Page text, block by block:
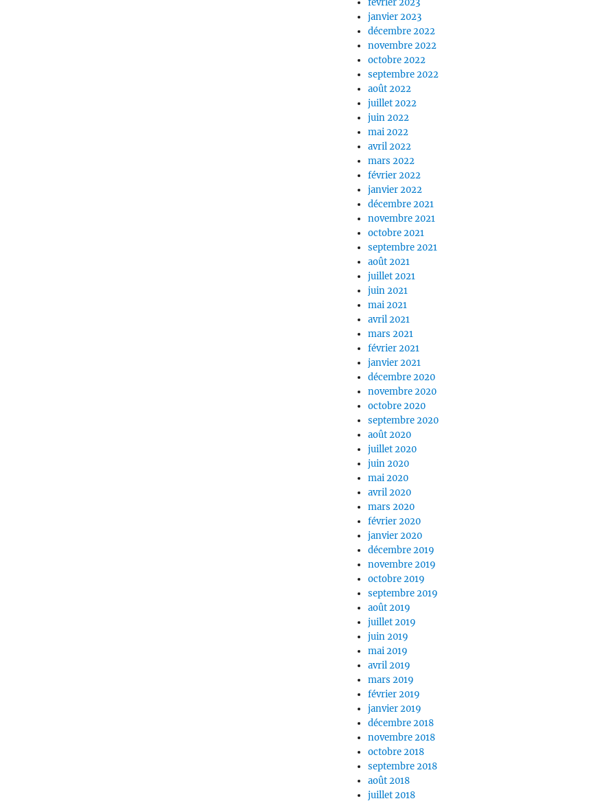
février 2023
janvier 2023
décembre 2022
novembre 2022
octobre 2022
septembre 2022
août 2022
juillet 2022
juin 2022
mai 2022
avril 2022
mars 2022
février 2022
janvier 2022
décembre 2021
novembre 2021
octobre 2021
septembre 2021
août 2021
juillet 2021
juin 2021
mai 2021
avril 2021
mars 2021
février 2021
janvier 2021
décembre 2020
novembre 2020
octobre 2020
septembre 2020
août 2020
juillet 2020
juin 2020
mai 2020
avril 2020
mars 2020
février 2020
janvier 2020
décembre 2019
novembre 2019
octobre 2019
septembre 2019
août 2019
juillet 2019
juin 2019
mai 2019
avril 2019
mars 2019
février 2019
janvier 2019
décembre 2018
novembre 2018
octobre 2018
septembre 2018
août 2018
juillet 2018